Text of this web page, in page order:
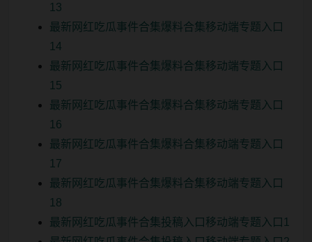
13
最新网红吃瓜事件合集爆料合集移动端专题入口
14
最新网红吃瓜事件合集爆料合集移动端专题入口
15
最新网红吃瓜事件合集爆料合集移动端专题入口
16
最新网红吃瓜事件合集爆料合集移动端专题入口
17
最新网红吃瓜事件合集爆料合集移动端专题入口
18
最新网红吃瓜事件合集投稿入口移动端专题入口1